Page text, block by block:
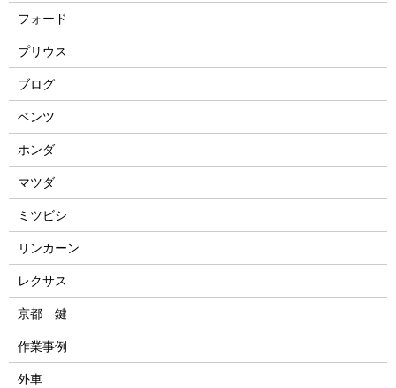
フォード
プリウス
ブログ
ベンツ
ホンダ
マツダ
ミツビシ
リンカーン
レクサス
京都 鍵
作業事例
外車